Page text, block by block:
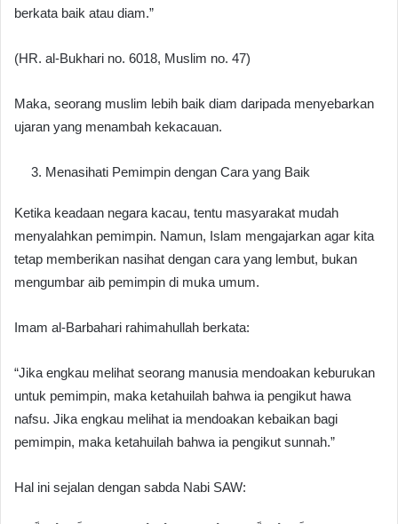
berkata baik atau diam.”
(HR. al-Bukhari no. 6018, Muslim no. 47)
Maka, seorang muslim lebih baik diam daripada menyebarkan
ujaran yang menambah kekacauan.
Menasihati Pemimpin dengan Cara yang Baik
Ketika keadaan negara kacau, tentu masyarakat mudah
menyalahkan pemimpin. Namun, Islam mengajarkan agar kita
tetap memberikan nasihat dengan cara yang lembut, bukan
mengumbar aib pemimpin di muka umum.
Imam al-Barbahari rahimahullah berkata:
“Jika engkau melihat seorang manusia mendoakan keburukan
untuk pemimpin, maka ketahuilah bahwa ia pengikut hawa
nafsu. Jika engkau melihat ia mendoakan kebaikan bagi
pemimpin, maka ketahuilah bahwa ia pengikut sunnah.”
Hal ini sejalan dengan sabda Nabi SAW: